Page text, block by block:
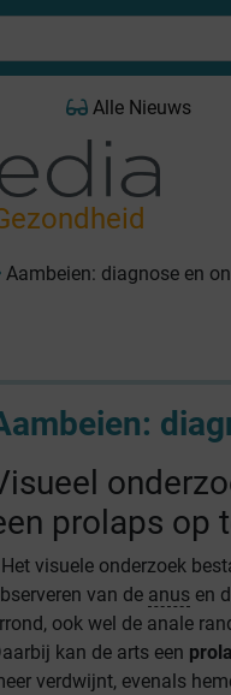
Alle Nieuws
Aambeien: diagnose en
prolaps op
Het visuele onderzoek
van de anusen
ook wel de anale
kan de arts een
verdwijnt, evenals